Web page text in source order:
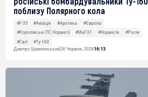
поблизу Полярного кола
#F-35 #Авіація #Арктика
#Європа
#Королівські ПС Норвегії
#МиГ-31 #Норвегія
#Росія
#Світ
#Ту-160
Дмитро Шумлянський28 Червня, 202616:13